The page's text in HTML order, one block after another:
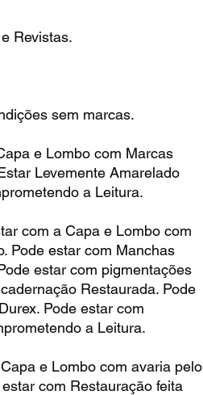
Revistas.
sem marcas.
e Lombo com Marcas
Levemente Amarelado
a Leitura.
com a Capa e Lombo com
Pode estar com Manchas
estar com pigmentações
Restaurada. Pode
Pode estar com
a Leitura.
e Lombo com avaria pelo
com Restauração feita